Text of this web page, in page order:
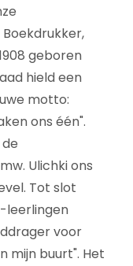
geboren
hield een
motto:
ons één".
Ulichki ons
Tot slot
leerlingen
voor
mijn buurt". Het